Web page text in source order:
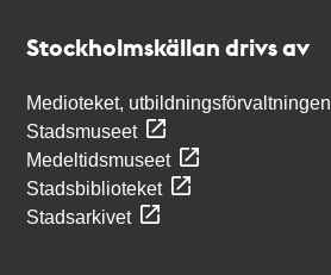
Stockholmskällan drivs av
Medioteket, utbildningsförvaltningen
Stadsmuseet
Medeltidsmuseet
Stadsbiblioteket
Stadsarkivet